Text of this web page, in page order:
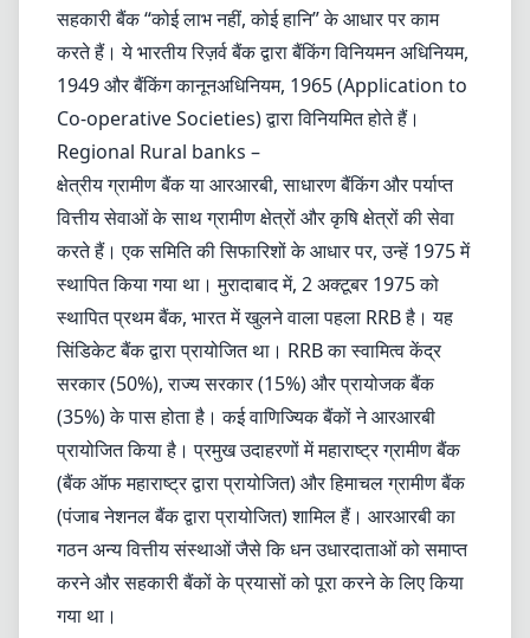
सहकारी बैंक “कोई लाभ नहीं, कोई हानि” के आधार पर काम
करते हैं। ये भारतीय रिज़र्व बैंक द्वारा बैंकिंग विनियमन अधिनियम,
1949 और बैंकिंग कानूनअधिनियम, 1965 (Application to
Co-operative Societies) द्वारा विनियमित होते हैं।
Regional Rural banks –
क्षेत्रीय ग्रामीण बैंक या आरआरबी, साधारण बैंकिंग और पर्याप्त
वित्तीय सेवाओं के साथ ग्रामीण क्षेत्रों और कृषि क्षेत्रों की सेवा
करते हैं। एक समिति की सिफारिशों के आधार पर, उन्हें 1975 में
स्थापित किया गया था। मुरादाबाद में, 2 अक्टूबर 1975 को
स्थापित प्रथम बैंक, भारत में खुलने वाला पहला RRB है। यह
सिंडिकेट बैंक द्वारा प्रायोजित था। RRB का स्वामित्व केंद्र
सरकार (50%), राज्य सरकार (15%) और प्रायोजक बैंक
(35%) के पास होता है। कई वाणिज्यिक बैंकों ने आरआरबी
प्रायोजित किया है। प्रमुख उदाहरणों में महाराष्ट्र ग्रामीण बैंक
(बैंक ऑफ महाराष्ट्र द्वारा प्रायोजित) और हिमाचल ग्रामीण बैंक
(पंजाब नेशनल बैंक द्वारा प्रायोजित) शामिल हैं। आरआरबी का
गठन अन्य वित्तीय संस्थाओं जैसे कि धन उधारदाताओं को समाप्त
करने और सहकारी बैंकों के प्रयासों को पूरा करने के लिए किया
गया था।